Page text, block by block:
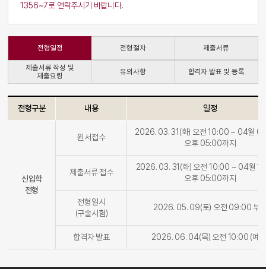
1356~7로 연락주시기 바랍니다.
전형일정 전형절차 제출서류
제출서류 작성 및
제출요령
유의사항 합격자 발표 및 등록
전형구분 내용 일정
신입학
전형
원서접수
2026. 03. 31(화) 오전 10:00 ~ 04월
오후 05:00까지
제출서류 접수
2026. 03. 31(화) 오전 10:00 ~ 04월
오후 05:00까지
전형일시
(구술시험)
2026. 05. 09(토) 오전 09:00 부
합격자 발표 2026. 06. 04(목) 오전 10:00 (예